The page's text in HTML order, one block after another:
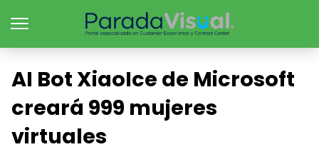
AI Bot XiaoIce de Microsoft
creará 999 mujeres
virtuales